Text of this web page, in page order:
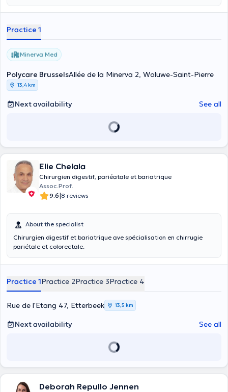
and is specialized in colorectal and proctological surgery. He also
pathologies.
Practice 1
Minerva Med
Polycare BrusselsAllée de la Minerva 2, Woluwe-Saint-Pierre
13,4 km
Next availability See all
Elie Chelala
Chirurgien digestif, pariéatale et bariatrique
Assoc.Prof.
9.6|8 reviews
About the specialist
Chirurgien digestif et bariatrique ave spécialisation en chirrugie
pariétale et colorectale.
Practice 1Practice 2Practice 3Practice 4
Rue de l'Etang 47, Etterbeek 13,5 km
Next availability See all
Deborah Repullo Jennen